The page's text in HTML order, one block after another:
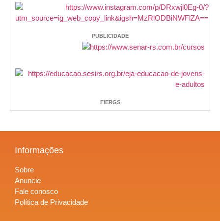
PUBLICIDADE
FIERGS
Informações
Sobre
Anuncie
Fale conosco
Política de Privacidade